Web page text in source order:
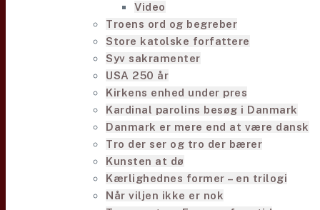
Video
Troens ord og begreber
Store katolske forfattere
Syv sakramenter
USA 250 år
Kirkens enhed under pres
Kardinal parolins besøg i Danmark
Danmark er mere end at være dansk
Tro der ser og tro der bærer
Kunsten at dø
Kærlighednes former – en trilogi
Når viljen ikke er nok